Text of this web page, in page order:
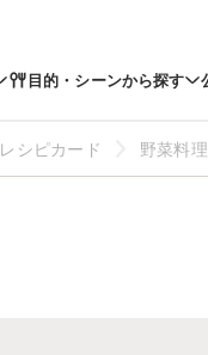
目的・シーンから探す
レシピカード 野菜料理